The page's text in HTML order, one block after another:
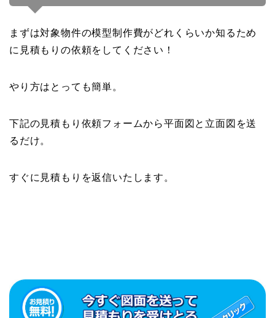
まずは対象物件の模型制作費がどれくらいか知るため
に見積もりの依頼をしてください！
やり方はとっても簡単。
下記の見積もり依頼フォームから平面図と立面図を送
るだけ。
すぐに見積もりを返信いたします。